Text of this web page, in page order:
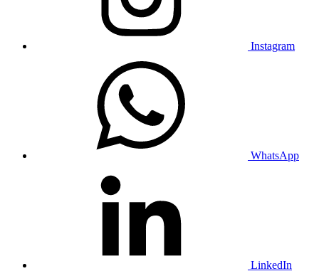
Instagram
WhatsApp
LinkedIn